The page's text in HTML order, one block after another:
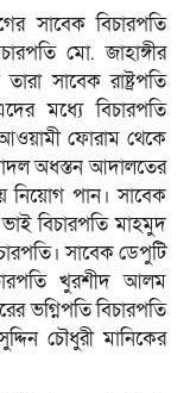
সাবেক বিচারপতি
মো. জাহাঙ্গীর
সাবেক রাষ্ট্রপতি
মধ্যে বিচারপতি
ফোরাম থেকে
অধস্তন আদালতের
নিয়োগ পান। সাবেক
বিচারপতি মাহমুদ
সাবেক ডেপুটি
খুরশীদ আলম
ভগ্নিপতি বিচারপতি
চৌধুরী মানিকের